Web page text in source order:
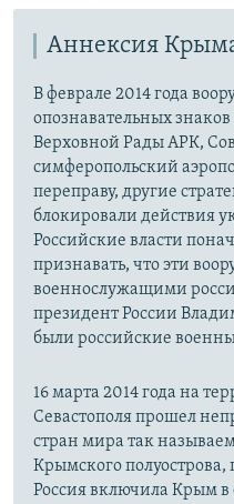
Аннексия
В феврале 2014 года
опознавательных
Верховной Рады АРК,
симферопольский
переправу, другие
блокировали действия
Российские власти
признавать, что эти
военнослужащими
президент России
были российские
16 марта 2014 года на
Севастополя прошел
стран мира так
Крымского полуострова,
Россия включила Крым в